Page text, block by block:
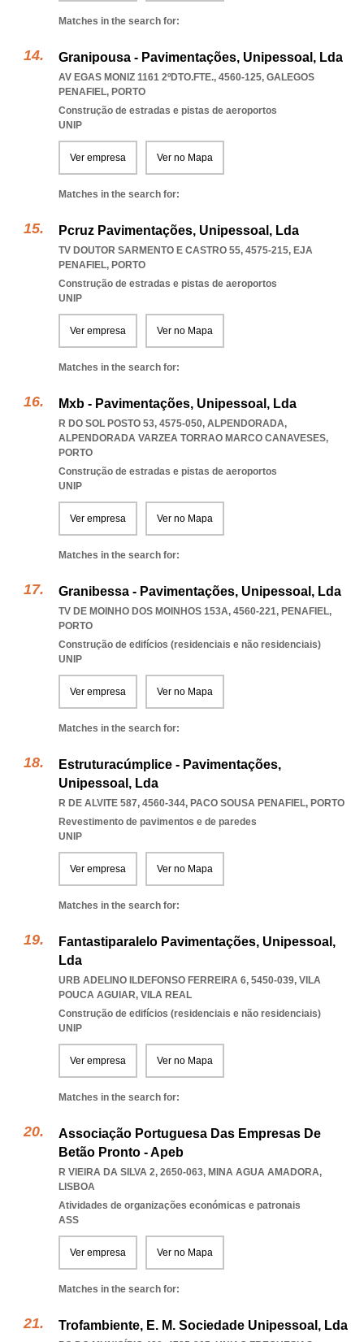
Matches in the search for:
Granipousa - Pavimentações, Unipessoal, Lda
AV EGAS MONIZ 1161 2ºDTO.FTE., 4560-125, GALEGOS
PENAFIEL, PORTO
Construção de estradas e pistas de aeroportos
UNIP
Ver empresa Ver no Mapa
Matches in the search for:
Pcruz Pavimentações, Unipessoal, Lda
TV DOUTOR SARMENTO E CASTRO 55, 4575-215, EJA
PENAFIEL, PORTO
Construção de estradas e pistas de aeroportos
UNIP
Ver empresa Ver no Mapa
Matches in the search for:
Mxb - Pavimentações, Unipessoal, Lda
R DO SOL POSTO 53, 4575-050, ALPENDORADA,
ALPENDORADA VARZEA TORRAO MARCO CANAVESES,
PORTO
Construção de estradas e pistas de aeroportos
UNIP
Ver empresa Ver no Mapa
Matches in the search for:
Granibessa - Pavimentações, Unipessoal, Lda
TV DE MOINHO DOS MOINHOS 153A, 4560-221, PENAFIEL,
PORTO
Construção de edifícios (residenciais e não residenciais)
UNIP
Ver empresa Ver no Mapa
Matches in the search for:
Estruturacúmplice - Pavimentações,
Unipessoal, Lda
R DE ALVITE 587, 4560-344, PACO SOUSA PENAFIEL, PORTO
Revestimento de pavimentos e de paredes
UNIP
Ver empresa Ver no Mapa
Matches in the search for:
Fantastiparalelo Pavimentações, Unipessoal,
Lda
URB ADELINO ILDEFONSO FERREIRA 6, 5450-039, VILA
POUCA AGUIAR, VILA REAL
Construção de edifícios (residenciais e não residenciais)
UNIP
Ver empresa Ver no Mapa
Matches in the search for:
Associação Portuguesa Das Empresas De
Betão Pronto - Apeb
R VIEIRA DA SILVA 2, 2650-063, MINA AGUA AMADORA,
LISBOA
Atividades de organizações económicas e patronais
ASS
Ver empresa Ver no Mapa
Matches in the search for:
Trofambiente, E. M. Sociedade Unipessoal, Lda